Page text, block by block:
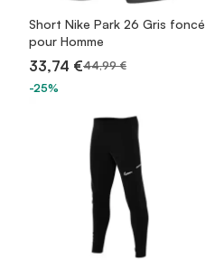
Short Nike Park 26 Gris foncé
pour Homme
33,74 €44,99 €
-25%